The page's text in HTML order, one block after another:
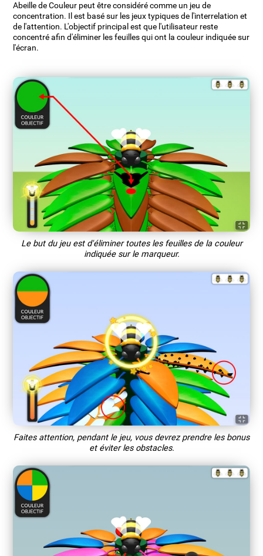
Abeille de Couleur peut être considéré comme un jeu de
concentration. Il est basé sur les jeux typiques de l'interrelation et
de l'attention. L'objectif principal est que l'utilisateur reste
concentré afin d'éliminer les feuilles qui ont la couleur indiquée sur
l'écran.
Le but du jeu est d'éliminer toutes les feuilles de la couleur
indiquée sur le marqueur.
Faites attention, pendant le jeu, vous devrez prendre les bonus
et éviter les obstacles.